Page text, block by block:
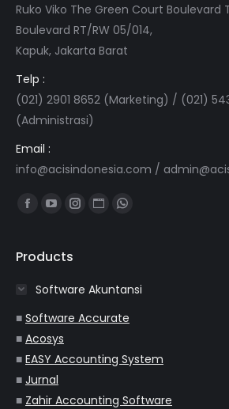
Ruko Viko The Green Court Boulevard
Boulevard RT/RW 05/014,
Kapuk, Jakarta Barat
Telp :
(021) 2901 8652 (Marketing) / (021)
(Administrasi)
Email :
info@acisindonesia.com /
Find us on:
Facebook
opens
new
window
YouTube
opens
new
window
Instagram
new
window
Website
new
window
Whatsapp
new
window
Products
Software Akuntansi
■ Software Accurate
■ Acosys
■ EASY Accounting System
■ Jurnal
■ Zahir Accounting Software